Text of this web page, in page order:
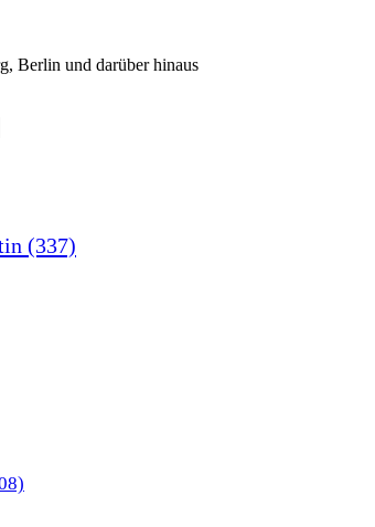
Berlin und darüber hinaus
(337)